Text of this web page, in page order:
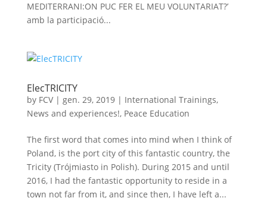
MEDITERRANI:ON PUC FER EL MEU VOLUNTARIAT?’
amb la participació...
ElecTRICITY
by FCV| gen. 29, 2019| International Trainings,
News and experiences!, Peace Education
The first word that comes into mind when I think of
Poland, is the port city of this fantastic country, the
Tricity (Trójmiasto in Polish). During 2015 and until
2016, I had the fantastic opportunity to reside in a
town not far from it, and since then, I have left a...